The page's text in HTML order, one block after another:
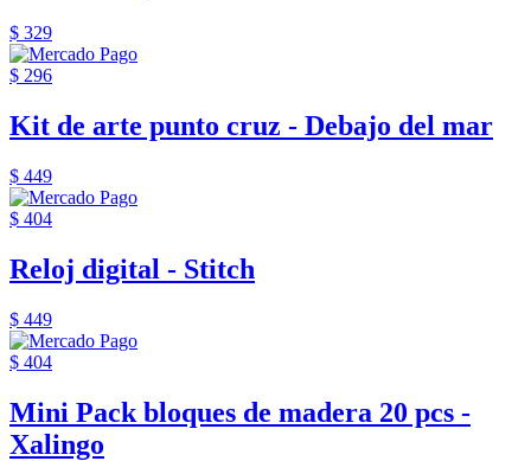
$ 329
$ 296
Kit de arte punto cruz - Debajo del mar
$ 449
$ 404
Reloj digital - Stitch
$ 449
$ 404
Mini Pack bloques de madera 20 pcs -
Xalingo